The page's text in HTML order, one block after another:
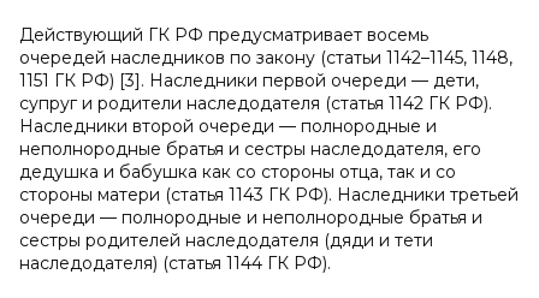
Действующий ГК РФ предусматривает восемь
очередей наследников по закону (статьи 1142–1145, 1148,
1151 ГК РФ) [3]. Наследники первой очереди — дети,
супруг и родители наследодателя (статья 1142 ГК РФ).
Наследники второй очереди — полнородные и
неполнородные братья и сестры наследодателя, его
дедушка и бабушка как со стороны отца, так и со
стороны матери (статья 1143 ГК РФ). Наследники третьей
очереди — полнородные и неполнородные братья и
сестры родителей наследодателя (дяди и тети
наследодателя) (статья 1144 ГК РФ).